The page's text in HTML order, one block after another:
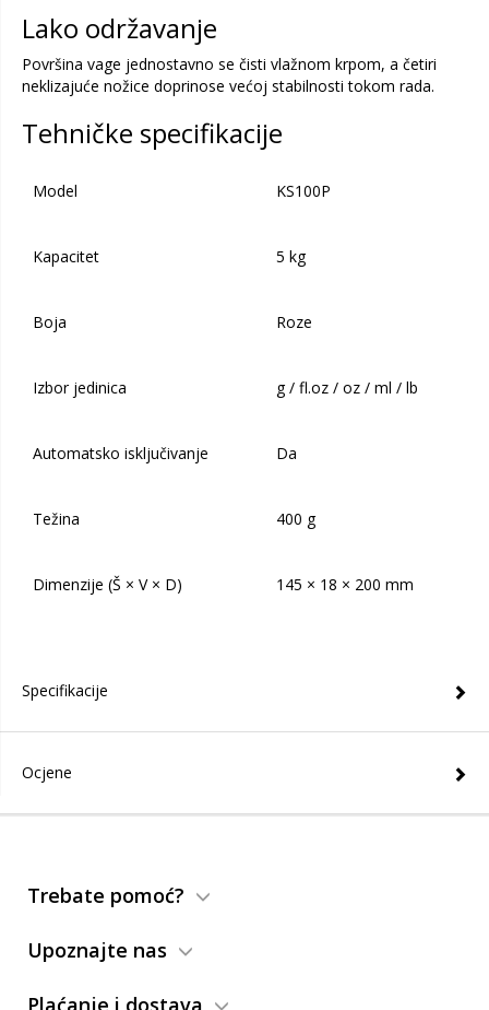
Lako održavanje
Površina vage jednostavno se čisti vlažnom krpom, a četiri
neklizajuće nožice doprinose većoj stabilnosti tokom rada.
Tehničke specifikacije
Model KS100P
Kapacitet 5 kg
Boja Roze
Izbor jedinica g / fl.oz / oz / ml / lb
Automatsko isključivanje Da
Težina 400 g
Dimenzije (Š × V × D) 145 × 18 × 200 mm
Specifikacije
Ocjene
Trebate pomoć?
Upoznajte nas
Plaćanje i dostava